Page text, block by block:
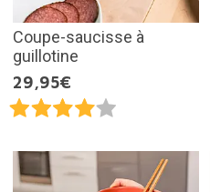
Coupe-saucisse à
guillotine
29,95€